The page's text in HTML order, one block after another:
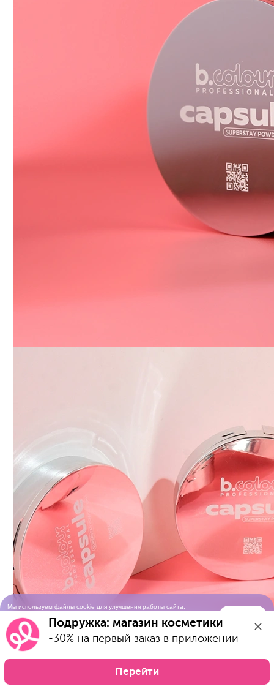
Мы используем файлы cookie для улучшения работы сайта.
использования cookie-файловПодружка: магазин косметики
-30% на первый заказ в приложении
Перейти